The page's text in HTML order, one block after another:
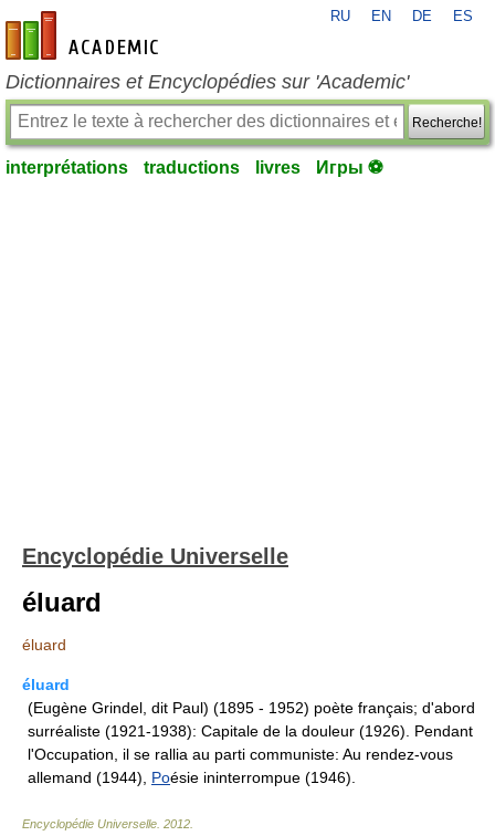
fr-academic.com
RU EN DE ES
Dictionnaires et Encyclopédies sur 'Academic'
Recherche!
interprétations traductions livres Игры ⚽
Encyclopédie Universelle
éluard
éluard
éluard
(Eugène Grindel, dit Paul) (1895 - 1952) poète français; d'abord
surréaliste (1921-1938): Capitale de la douleur (1926). Pendant
l'Occupation, il se rallia au parti communiste: Au rendez-vous
allemand (1944), Poésie ininterrompue (1946).
Encyclopédie Universelle 2012